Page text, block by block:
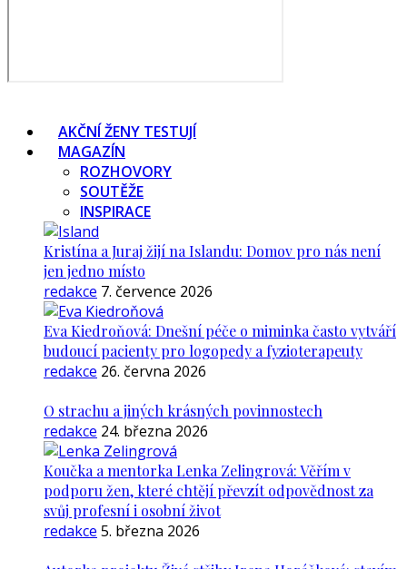
AKČNÍ ŽENY TESTUJÍ
MAGAZÍN
ROZHOVORY
SOUTĚŽE
INSPIRACE
Kristína a Juraj žijí na Islandu: Domov pro nás není
jen jedno místo
redakce 7. července 2026
Eva Kiedroňová: Dnešní péče o miminka často vytváří
budoucí pacienty pro logopedy a fyzioterapeuty
redakce 26. června 2026
O strachu a jiných krásných povinnostech
redakce 24. března 2026
Koučka a mentorka Lenka Zelingrová: Věřím v
podporu žen, které chtějí převzít odpovědnost za
svůj profesní i osobní život
redakce 5. března 2026